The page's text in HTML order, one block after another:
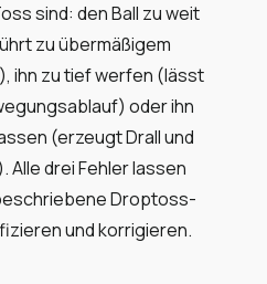
sind: den Ball zu weit
zu übermäßigem
ihn zu tief werfen (lässt
oder ihn
(erzeugt Drall und
Alle drei Fehler lassen
Droptoss-
und korrigieren.